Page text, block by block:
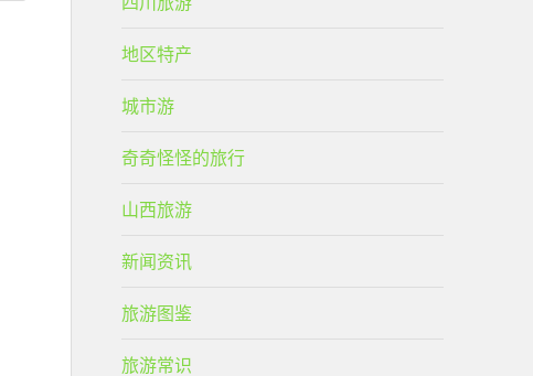
地区特产
城市游
奇奇怪怪的旅行
山西旅游
新闻资讯
旅游图鉴
旅游常识